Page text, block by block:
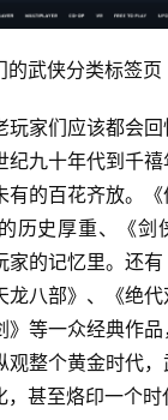
武侠分类标签页
玩家们应该都会
九十年代到千禧
有的百花齐放。
历史厚重、《剑
的记忆里。还有
龙八部》、《绝
等一众经典作品
观整个黄金时代
甚至烙印一个时